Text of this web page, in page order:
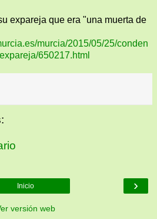
expareja que era "una muerta de
murcia/2015/05/25/conden
650217.html
›
Inicio
versión web